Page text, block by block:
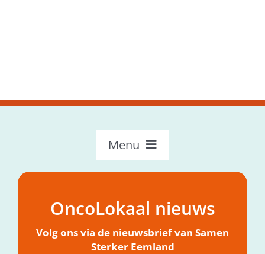
Menu
Over OncoLokaal
Mijn hulpvraagOncoLokaal nieuws
Volg ons via de nieuwsbrief van Samen
Sterker Eemland